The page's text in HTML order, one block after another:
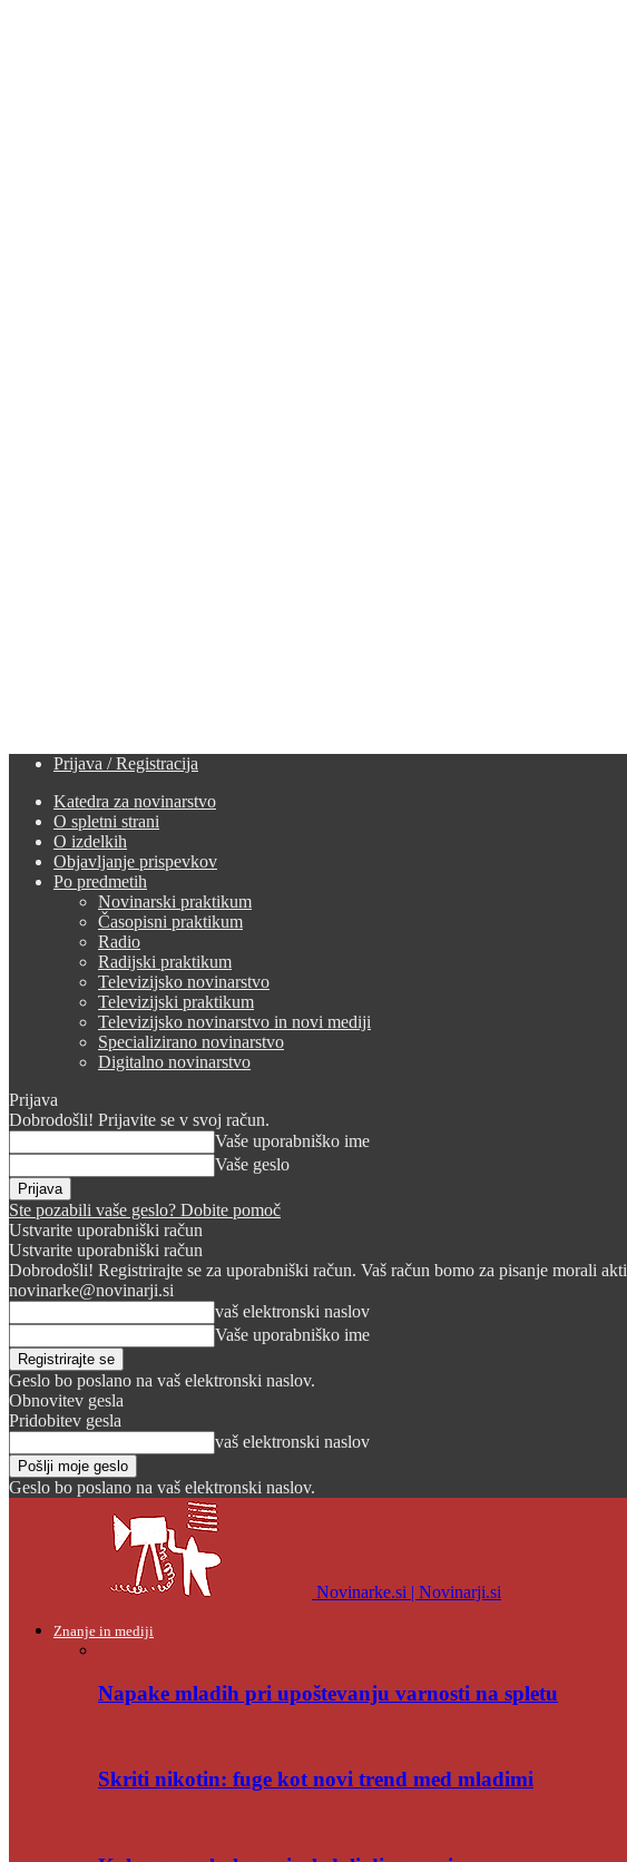
Prijava / Registracija
Katedra za novinarstvo
O spletni strani
O izdelkih
Objavljanje prispevkov
Po predmetih
Novinarski praktikum
Časopisni praktikum
Radio
Radijski praktikum
Televizijsko novinarstvo
Televizijski praktikum
Televizijsko novinarstvo in novi mediji
Specializirano novinarstvo
Digitalno novinarstvo
Prijava
Dobrodošli! Prijavite se v svoj račun.
Vaše uporabniško ime
Vaše geslo
Ste pozabili vaše geslo? Dobite pomoč
Ustvarite uporabniški račun
Ustvarite uporabniški račun
Dobrodošli! Registrirajte se za uporabniški račun. Vaš račun bomo za pisanje morali
novinarke@novinarji.si
vaš elektronski naslov
Vaše uporabniško ime
Geslo bo poslano na vaš elektronski naslov.
Obnovitev gesla
Pridobitev gesla
vaš elektronski naslov
Geslo bo poslano na vaš elektronski naslov.
Novinarke.si | Novinarji.si
Znanje in mediji
Napake mladih pri upoštevanju varnosti na spletu
Skriti nikotin: fuge kot novi trend med mladimi